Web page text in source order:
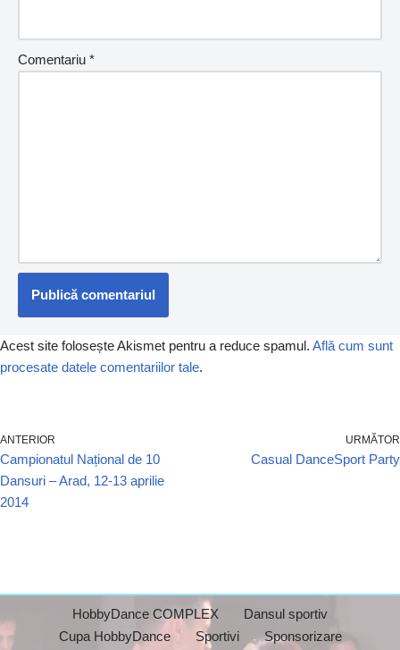
Comentariu *
Acest site folosește Akismet pentru a reduce spamul. Află cum sunt
procesate datele comentariilor tale.
ANTERIOR
Campionatul Național de 10
Dansuri – Arad, 12-13 aprilie
2014
URMĂTOR
Casual DanceSport Party
HobbyDance COMPLEX
Dansul sportiv
Cupa HobbyDance
Sportivi
Sponsorizare